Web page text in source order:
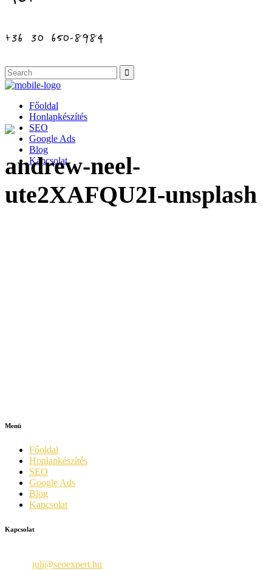
+36 30 650-8984
Főoldal
Honlapkészítés
SEO
Google Ads
Blog
Kapcsolat
andrew-neel-
ute2XAFQU2I-unsplash
Menü
Főoldal
Honlapkészítés
SEO
Google Ads
Blog
Kapcsolat
Kapcsolat
juli@seoexpert.hu